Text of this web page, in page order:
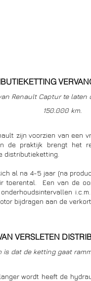
Renault Captur te
150.000 km.
zijn voorzien van
de praktijk brengt het
distributieketting.
al na 4-5 jaar (na
toerental.  Een van de
bijdragen aan de
VERSLETEN
is dat de ketting gaat
wordt heeft de